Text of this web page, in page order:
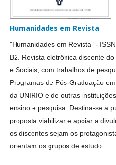
Humanidades em Revista
"Humanidades em Revista” -
B2. Revista eletrônica discente
e Sociais, com trabalhos de
Programas de Pós-Graduação
da UNIRIO e de outras
ensino e pesquisa. Destina-se a
proposta viabilizar e apoiar a
os discentes sejam os
orientam os grupos de estudo.